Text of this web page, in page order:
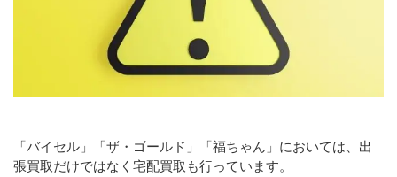
「バイセル」「ザ・ゴールド」「福ちゃん」においては、出
張買取だけではなく宅配買取も行っています。